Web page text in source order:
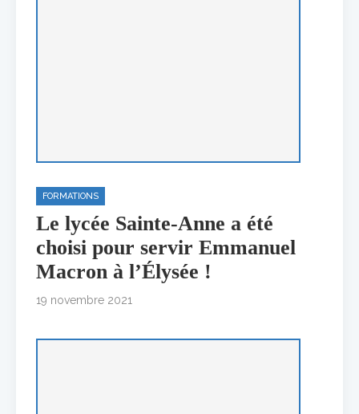
FORMATIONS
Le lycée Sainte-Anne a été
choisi pour servir Emmanuel
Macron à l’Élysée !
19 novembre 2021